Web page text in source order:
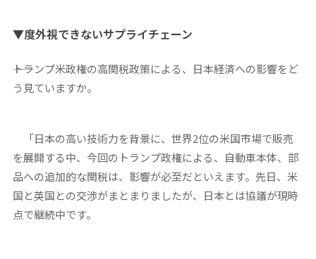
▼度外視できないサプライチェーン
――トランプ米政権の高関税政策による、日本経済への影響をど
う見ていますか。
「日本の高い技術力を背景に、世界2位の米国市場で販売
を展開する中、今回のトランプ政権による、自動車本体、部
品への追加的な関税は、影響が必至だといえます。先日、米
国と英国との交渉がまとまりましたが、日本とは協議が現時
点で継続中です。